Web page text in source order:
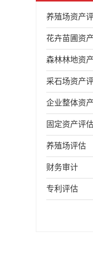
养殖场资产
花卉苗圃资
森林林地资
采石场资产
企业整体资
固定资产评
养殖场评估
财务审计
专利评估